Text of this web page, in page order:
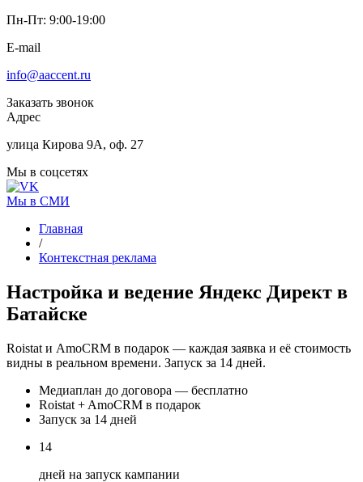
Пн-Пт: 9:00-19:00
E-mail
info@aaccent.ru
Заказать звонок
Адрес
улица Кирова 9А, оф. 27
Мы в соцсетях
Мы в СМИ
Главная
/
Контекстная реклама
Настройка и ведение Яндекс Директ в
Батайске
Roistat и AmoCRM в подарок — каждая заявка и её стоимость
видны в реальном времени. Запуск за 14 дней.
Медиаплан до договора — бесплатно
Roistat + AmoCRM в подарок
Запуск за 14 дней
14
дней на запуск кампании